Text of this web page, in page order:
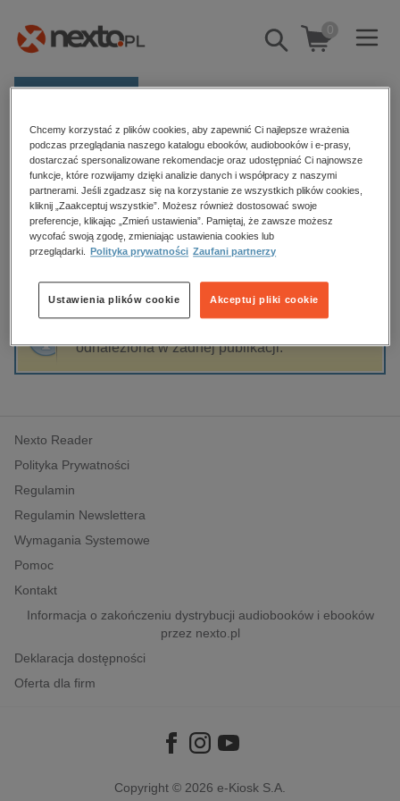
Pokaż/schowaj
wyszukiwarkę
0
Kategorie
Zobacz wszystkie E-prasa
budownictwo, aranżacja wnętrz
biznesowe, branżowe, gospodarka
dzienniki
edukacja
hobby, sport, rozrywka
komputery, internet, technologie, informatyka
polityka, społeczno-informacyjne
psychologiczne
inne
popularno-naukowe
historia
Strona główna Jarosław Klimentowski
Jarosław Klimentowski
Sortowanie Filtrowanie
odnaleziona w żadnej publikacji.
Nexto Reader
Polityka Prywatności
Regulamin
Regulamin Newslettera
Wymagania Systemowe
Pomoc
Kontakt
Informacja o zakończeniu dystrybucji audiobooków i ebooków
przez nexto.pl
Deklaracja dostępności
Oferta dla firm
Copyright © 2026 e-Kiosk S.A.
Chcemy korzystać z plików cookies, aby zapewnić Ci najlepsze wrażenia
podczas przeglądania naszego katalogu ebooków, audiobooków i e-prasy,
dostarczać spersonalizowane rekomendacje oraz udostępniać Ci najnowsze
funkcje, które rozwijamy dzięki analizie danych i współpracy z naszymi
partnerami. Jeśli zgadzasz się na korzystanie ze wszystkich plików cookies,
kliknij „Zaakceptuj wszystkie”. Możesz również dostosować swoje
preferencje, klikając „Zmień ustawienia”. Pamiętaj, że zawsze możesz
wycofać swoją zgodę, zmieniając ustawienia cookies lub
przeglądarki.
Polityka prywatności Zaufani partnerzy
Akceptuj pliki cookie
Ustawienia plików cookie